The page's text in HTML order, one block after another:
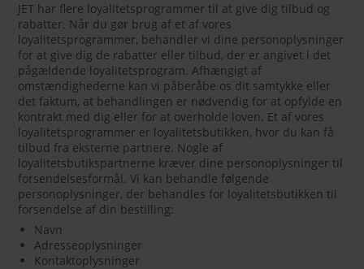
JET har flere loyalitetsprogrammer til at give dig tilbud og
rabatter. Når du gør brug af et af vores
loyalitetsprogrammer, behandler vi dine personoplysninger
for at give dig de rabatter eller tilbud, der er angivet i det
pågældende loyalitetsprogram. Afhængigt af
omstændighederne kan vi påberåbe os dit samtykke eller
det faktum, at behandlingen er nødvendig for at opfylde en
kontrakt med dig eller for at overholde loven. Et af vores
loyalitetsprogrammer er loyalitetsbutikken, hvor du kan få
tilbud fra eksterne partnere. Nogle af
loyalitetsbutikspartnerne kræver dine personoplysninger til
forsendelsesformål. Vi kan behandle følgende
personoplysninger, der behandles for loyalitetsbutikken til
forsendelse af din bestilling:
Navn
Adresseoplysninger
Kontaktoplysninger